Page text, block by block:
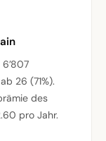
26 (71%).
des
pro Jahr.